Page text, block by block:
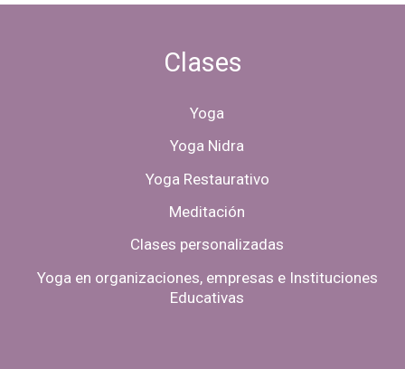
Clases
Yoga
Yoga Nidra
Yoga Restaurativo
Meditación
Clases personalizadas
Yoga en organizaciones, empresas e Instituciones
Educativas